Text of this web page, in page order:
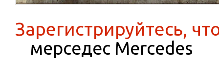
Зарегистрируйтесь,
мерседес Mercedes